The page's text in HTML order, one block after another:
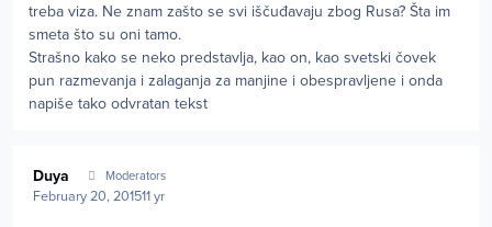
treba viza. Ne znam zašto se svi iščuđavaju zbog Rusa? Šta im
smeta što su oni tamo.
Strašno kako se neko predstavlja, kao on, kao svetski čovek
pun razmevanja i zalaganja za manjine i obespravljene i onda
napiše tako odvratan tekst
Duya Moderators
February 20, 201511 yr